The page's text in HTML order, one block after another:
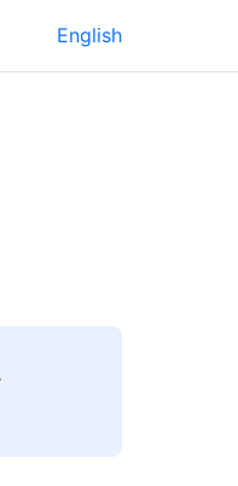
English